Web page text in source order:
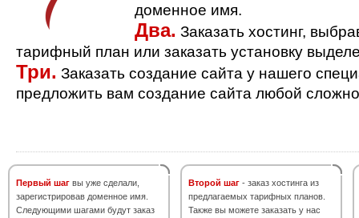
доменное имя.
Два. Заказать хостинг,
тарифный план или заказать установку
Три. Заказать создание сайта у нашего
предложить вам создание сайта любой
Первый шаг вы уже сделали,
зарегистрировав доменное имя.
Следующими шагами будут заказ
Второй шаг - заказ хостинга из
предлагаемых тарифных планов.
Также вы можете заказать у нас